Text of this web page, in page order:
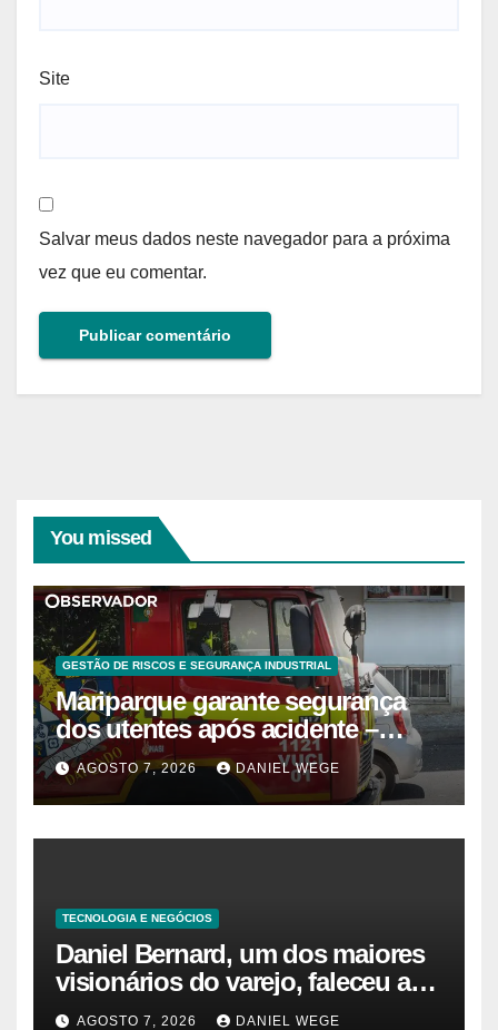
Site
Salvar meus dados neste navegador para a próxima
vez que eu comentar.
You missed
GESTÃO DE RISCOS E SEGURANÇA INDUSTRIAL
Mariparque garante segurança
dos utentes após acidente –
Observador
AGOSTO 7, 2026 DANIEL WEGE
TECNOLOGIA E NEGÓCIOS
Daniel Bernard, um dos maiores
visionários do varejo, faleceu aos
80 anos – Sincovaga Notícias
AGOSTO 7, 2026 DANIEL WEGE